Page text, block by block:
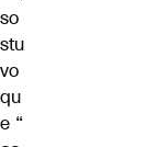
so
stu
vo
qu
e “